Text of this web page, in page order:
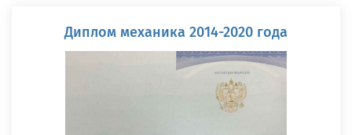
Диплом механика 2014-2020 года